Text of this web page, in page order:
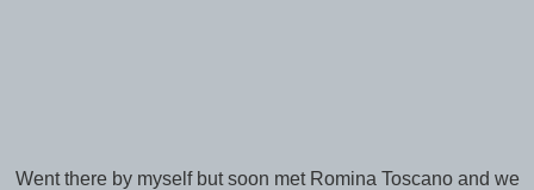
Went there by myself but soon met Romina Toscano and we